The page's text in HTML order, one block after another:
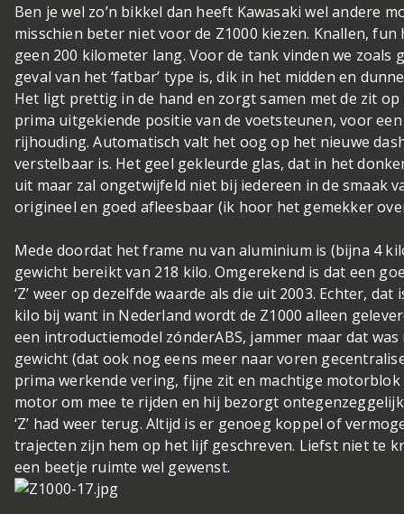
Ben je wel zo’n bikkel dan heeft Kawasaki wel andere
misschien beter niet voor de Z1000 kiezen. Knallen,
geen 200 kilometer lang. Voor de tank vinden we
geval van het ‘fatbar’ type is, dik in het midden en
Het ligt prettig in de hand en zorgt samen met de zit
prima uitgekiende positie van de voetsteunen, voor
rijhouding. Automatisch valt het oog op het nieuwe
verstelbaar is. Het geel gekleurde glas, dat in het
uit maar zal ongetwijfeld niet bij iedereen in de smaak
origineel en goed afleesbaar (ik hoor het gemekker
Mede doordat het frame nu van aluminium is (bijna 4
gewicht bereikt van 218 kilo. Omgerekend is dat een
‘Z’ weer op dezelfde waarde als die uit 2003. Echter,
kilo bij want in Nederland wordt de Z1000 alleen
een introductiemodel zónderABS, jammer maar dat
gewicht (dat ook nog eens meer naar voren
prima werkende vering, fijne zit en machtige motorblok
motor om mee te rijden en hij bezorgt
‘Z’ had weer terug. Altijd is er genoeg koppel of
trajecten zijn hem op het lijf geschreven. Liefst niet te
een beetje ruimte wel gewenst.